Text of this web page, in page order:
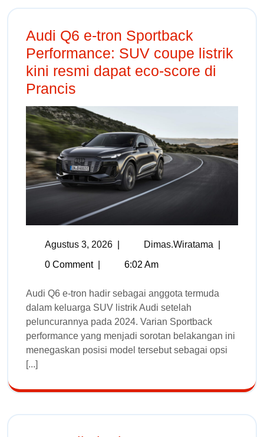
Audi Q6 e-tron Sportback
Performance: SUV coupe listrik
kini resmi dapat eco-score di
Prancis
Agustus 3, 2026 Dimas.wiratama
0 Comment
6:02 Am
Audi Q6 e-tron hadir sebagai anggota termuda
dalam keluarga SUV listrik Audi setelah
peluncurannya pada 2024. Varian Sportback
performance yang menjadi sorotan belakangan ini
menegaskan posisi model tersebut sebagai opsi
[...]